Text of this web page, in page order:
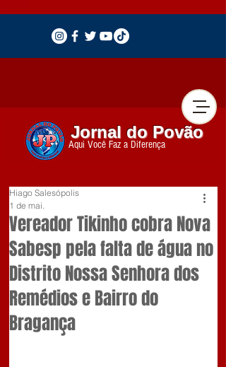
Jornal do Povão
Aqui Você Faz a Diferença
Vereador Tikinho cobra Nova
Sabesp pela falta de água no
Distrito Nossa Senhora dos
Remédios e Bairro do
Bragança
Hiago Salesópolis
1 de mai.